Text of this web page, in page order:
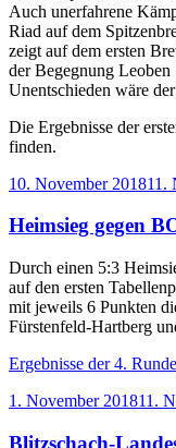
Auch unerfahrene
Riad auf dem
zeigt auf dem ersten
der Begegnung Leoben
Unentschieden wäre
Die Ergebnisse der
finden.
Veröffentlicht
10. November 201811.
Heimsieg gegen
Durch einen 5:3
auf den ersten
mit jeweils 6 Punkten
Fürstenfeld-Hartberg
Ergebnisse der 4. Runde
Veröffentlicht
1. November 201811.
Blitzschach-